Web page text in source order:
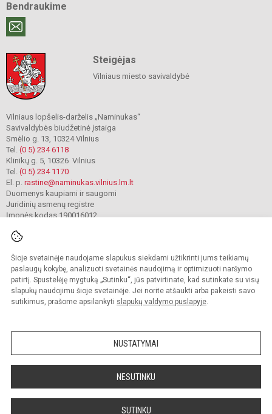
Šioje svetainėje naudojame slapukus siekdami užtikrinti jums teikiamų
paslaugų kokybę, analizuoti svetainės naudojimą ir optimizuoti naršymo
patirtį. Spustelėję mygtuką „Sutinku“, jūs patvirtinate, kad sutinkate su visų
slapukų naudojimu šioje svetainėje. Jei norite atšaukti arba pakeisti savo
sutikimus, prašome apsilankyti slapukų valdymo puslapyje.
NUSTATYMAI
NESUTINKU
SUTINKU
Bendraukime
Steigėjas
Vilniaus miesto savivaldybė
Vilniaus lopšelis-darželis „Naminukas“
Savivaldybės biudžetinė įstaiga
Smėlio g. 13, 10324 Vilnius
Tel. (0 5) 234 6118
Klinikų g. 5, 10326 Vilnius
Tel. (0 5) 234 1170
El. p. rastine@naminukas.vilnius.lm.lt
Duomenys kaupiami ir saugomi
Juridinių asmenų registre
Įmonės kodas 190016012
© 2022. Vilniaus lopšelis darželis Naminukas. Visos teisės saugomos.
Kopijuoti turinį be raštiško darželio administracijos sutikimo griežtai draudžiama.
Prieinamumo paraiška Slapukų valdymas
Sumanus būdas atnaujinti